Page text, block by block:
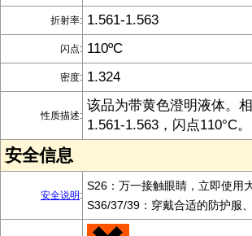
折射率: 1.561-1.563
闪点: 110ºC
密度: 1.324
性质描述:
该品为带黄色澄明液体。
1.561-1.563，闪点110°C。
安全信息
安全说明 :
S26：万一接触眼睛，立即使用
S36/37/39：穿戴合适的防护服